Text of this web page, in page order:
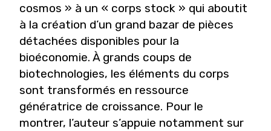
cosmos » à un « corps stock » qui aboutit
à la création d’un grand bazar de pièces
détachées disponibles pour la
bioéconomie. À grands coups de
biotechnologies, les éléments du corps
sont transformés en ressource
génératrice de croissance. Pour le
montrer, l’auteur s’appuie notamment sur